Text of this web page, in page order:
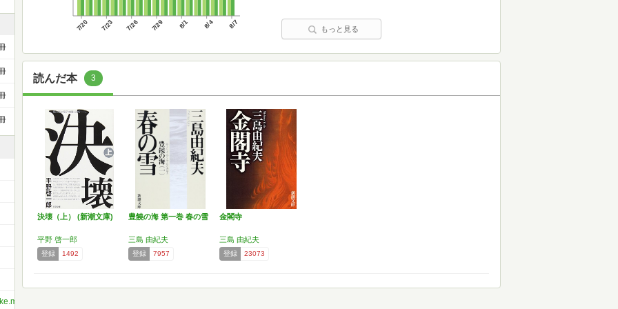
7/20 7/23 7/26 7/29 8/1 8/4 8/7 もっと見る
読んだ本 3
決壊（上） (新潮文庫)
平野 啓一郎
登録 1492
豊饒の海 第一巻 春の雪
三島 由紀夫
登録 7957
金閣寺
三島 由紀夫
登録 23073